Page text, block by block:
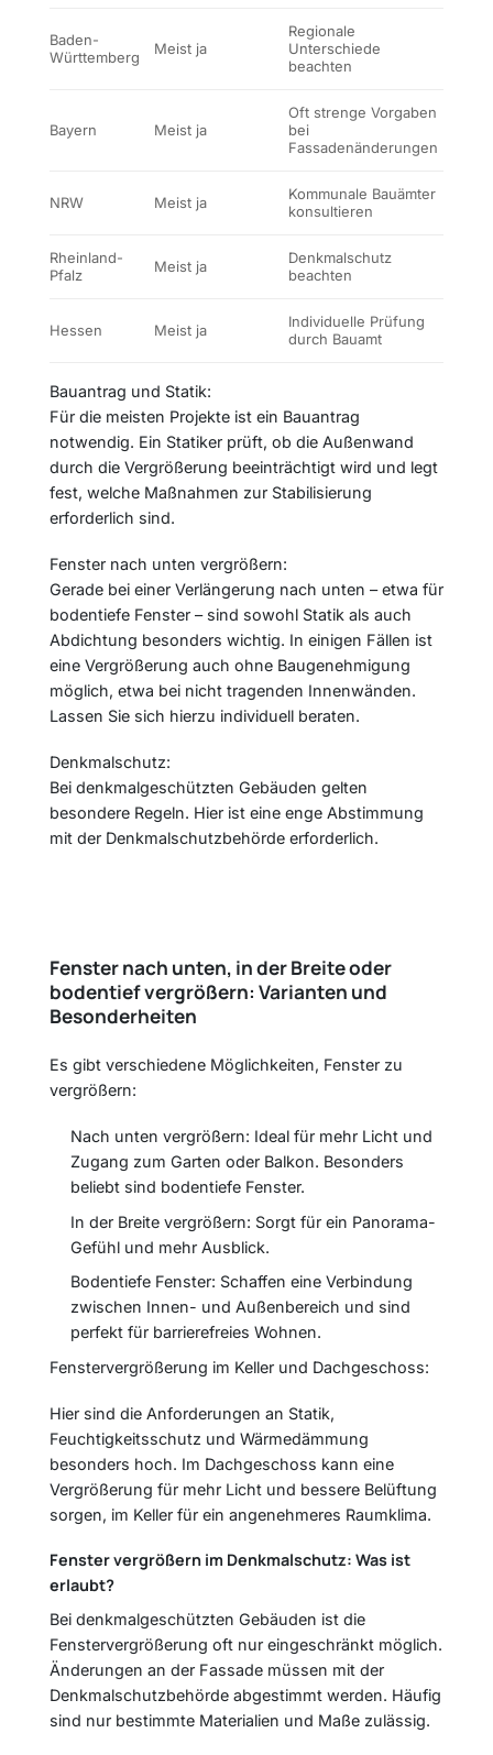
Baden-
Württemberg
Meist ja
Regionale
Unterschiede
beachten
Bayern Meist ja
Oft strenge Vorgaben
bei
Fassadenänderungen
NRW Meist ja
Kommunale Bauämter
konsultieren
Rheinland-
Pfalz
Meist ja
Denkmalschutz
beachten
Hessen Meist ja
Individuelle Prüfung
durch Bauamt
Bauantrag und Statik:
Für die meisten Projekte ist ein Bauantrag
notwendig. Ein Statiker prüft, ob die Außenwand
durch die Vergrößerung beeinträchtigt wird und legt
fest, welche Maßnahmen zur Stabilisierung
erforderlich sind.
Fenster nach unten vergrößern:
Gerade bei einer Verlängerung nach unten – etwa für
bodentiefe Fenster – sind sowohl Statik als auch
Abdichtung besonders wichtig. In einigen Fällen ist
eine Vergrößerung auch ohne Baugenehmigung
möglich, etwa bei nicht tragenden Innenwänden.
Lassen Sie sich hierzu individuell beraten.
Denkmalschutz:
Bei denkmalgeschützten Gebäuden gelten
besondere Regeln. Hier ist eine enge Abstimmung
mit der Denkmalschutzbehörde erforderlich.
Fenster nach unten, in der Breite oder
bodentief vergrößern: Varianten und
Besonderheiten
Es gibt verschiedene Möglichkeiten, Fenster zu
vergrößern:
Nach unten vergrößern: Ideal für mehr Licht und
Zugang zum Garten oder Balkon. Besonders
beliebt sind bodentiefe Fenster.
In der Breite vergrößern: Sorgt für ein Panorama-
Gefühl und mehr Ausblick.
Bodentiefe Fenster: Schaffen eine Verbindung
zwischen Innen- und Außenbereich und sind
perfekt für barrierefreies Wohnen.
Fenstervergrößerung im Keller und Dachgeschoss:
Hier sind die Anforderungen an Statik,
Feuchtigkeitsschutz und Wärmedämmung
besonders hoch. Im Dachgeschoss kann eine
Vergrößerung für mehr Licht und bessere Belüftung
sorgen, im Keller für ein angenehmeres Raumklima.
Fenster vergrößern im Denkmalschutz: Was ist
erlaubt?
Bei denkmalgeschützten Gebäuden ist die
Fenstervergrößerung oft nur eingeschränkt möglich.
Änderungen an der Fassade müssen mit der
Denkmalschutzbehörde abgestimmt werden. Häufig
sind nur bestimmte Materialien und Maße zulässig.